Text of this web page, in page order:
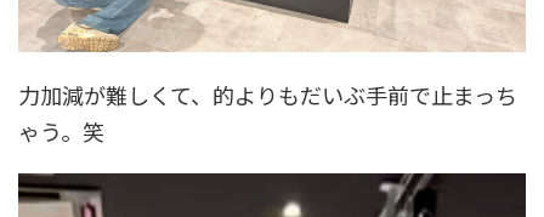
力加減が難しくて、的よりもだいぶ手前で止まっち
ゃう。笑